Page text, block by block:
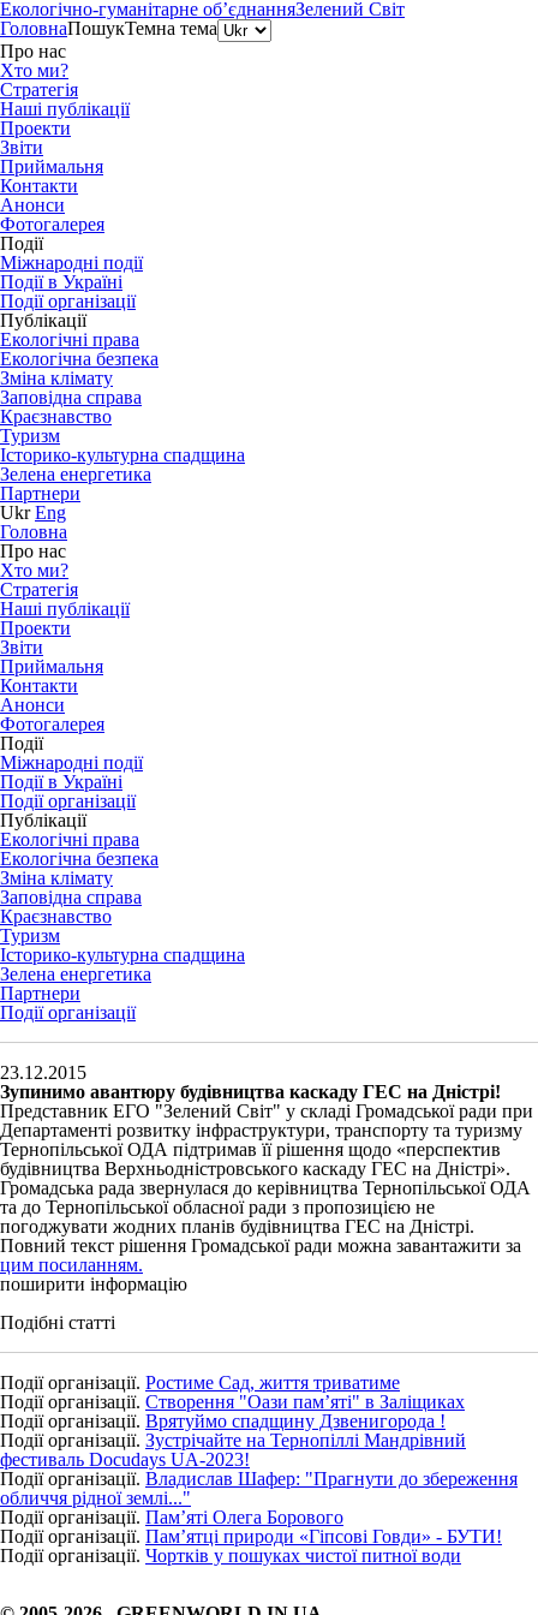
Екологічно-гуманітарне об’єднанняЗелений Світ
ГоловнаПошукТемна тема
Про нас
Хто ми?
Стратегія
Наші публікації
Проекти
Звіти
Приймальня
Контакти
Анонси
Фотогалерея
Події
Міжнародні події
Події в Україні
Події організації
Публікації
Екологічні права
Екологічна безпека
Зміна клімату
Заповідна справа
Краєзнавство
Туризм
Історико-культурна спадщина
Зелена енергетика
Партнери
Ukr Eng
Головна
Про нас
Хто ми?
Стратегія
Наші публікації
Проекти
Звіти
Приймальня
Контакти
Анонси
Фотогалерея
Події
Міжнародні події
Події в Україні
Події організації
Публікації
Екологічні права
Екологічна безпека
Зміна клімату
Заповідна справа
Краєзнавство
Туризм
Історико-культурна спадщина
Зелена енергетика
Партнери
Події організації
23.12.2015
Зупинимо авантюру будівництва каскаду ГЕС на Дністрі!
Представник ЕГО "Зелений Світ" у складі Громадської ради при
Департаменті розвитку інфраструктури, транспорту та туризму
Тернопільської ОДА підтримав її рішення щодо «перспектив
будівництва Верхньодністровського каскаду ГЕС на Дністрі».
Громадська рада звернулася до керівництва Тернопільської ОДА
та до Тернопільської обласної ради з пропозицією не
погоджувати жодних планів будівництва ГЕС на Дністрі.
Повний текст рішення Громадської ради можна завантажити за
цим посиланням.
поширити інформацію
Подібні статті
Події організації. Ростиме Сад, життя триватиме
Події організації. Створення "Оази пам’яті" в Заліщиках
Події організації. Врятуймо спадщину Дзвенигорода !
Події організації. Зустрічайте на Тернопіллі Мандрівний
фестиваль Docudays UA-2023!
Події організації. Владислав Шафер: "Прагнути до збереження
обличчя рідної землі..."
Події організації. Пам’яті Олега Борового
Події організації. Пам’ятці природи «Гіпсові Говди» - БУТИ!
Події організації. Чортків у пошуках чистої питної води